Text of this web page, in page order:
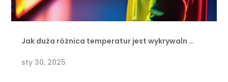
Jak duża różnica temperatur jest wykrywaln …
sty 30, 2025